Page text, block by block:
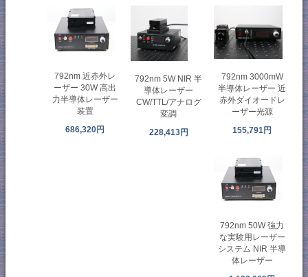
792nm 近赤外レ
ーザー 30W 高出
力半導体レーザー
装置
686,320円
792nm 5W NIR 半
導体レーザー
CW/TTL/アナログ
変調
228,413円
792nm 3000mW
半導体レーザー 近
赤外ダイオードレ
ーザー光源
155,791円
792nm 50W 強力
な実験用レーザー
システム NIR 半導
体レーザー